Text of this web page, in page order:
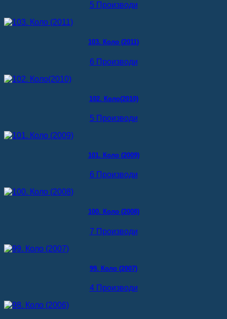
5 Производи
103. Коло (2011)
6 Производи
102. Коло(2010)
5 Производи
101. Коло (2009)
6 Производи
100. Коло (2008)
7 Производи
99. Коло (2007)
4 Производи